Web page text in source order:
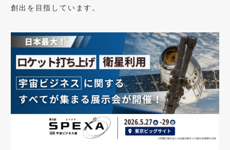
創出を目指しています。